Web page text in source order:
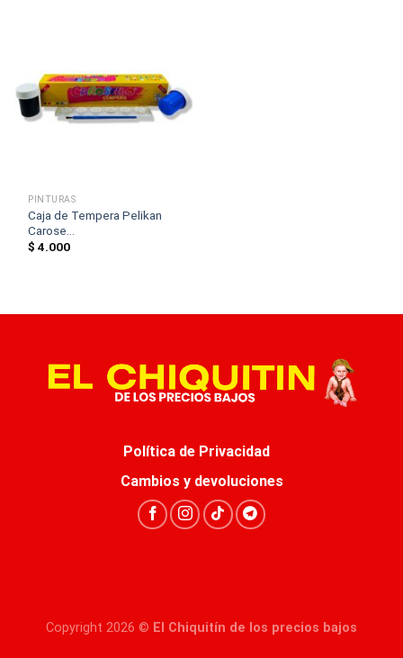
PINTURAS
Caja de Tempera Pelikan
Carose...
$ 4.000
Política de Privacidad
Cambios y devoluciones
Copyright 2026 © El Chiquitín de los precios bajos